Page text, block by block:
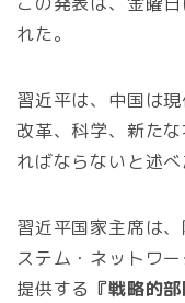
れた。
習近平は、中国は
改革、科学、新た
ればならないと述べ
習近平国家主席は
ステム・ネットワ
提供する 『戦略的部